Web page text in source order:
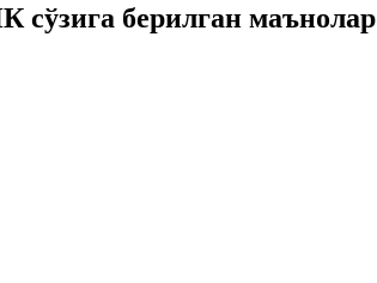
берилган маънолар